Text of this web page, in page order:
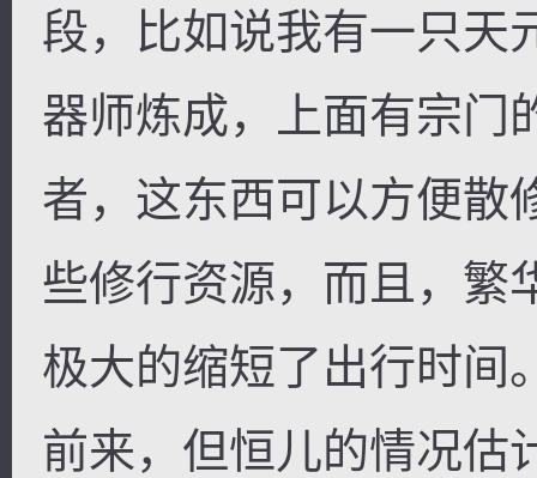
段，比如说我有一只天
器师炼成，上面有宗门
者，这东西可以方便散
些修行资源，而且，繁
极大的缩短了出行时间
前来，但恒儿的情况估